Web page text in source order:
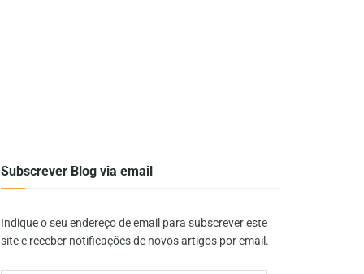
Subscrever Blog via email
Indique o seu endereço de email para subscrever este
site e receber notificações de novos artigos por email.